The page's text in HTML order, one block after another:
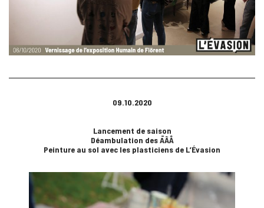
09.10.2020
Lancement de saison
Déambulation des ĀÃÅ
Peinture au sol avec les plasticiens de L’Évasion